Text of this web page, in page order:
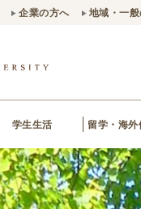
企業の方へ 地域・一
学生生活 留学・海